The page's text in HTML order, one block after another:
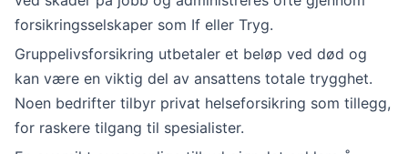
forsikringsselskaper som If eller Tryg.
Gruppelivsforsikring utbetaler et beløp ved død og
kan være en viktig del av ansattens totale trygghet.
Noen bedrifter tilbyr privat helseforsikring som tillegg,
for raskere tilgang til spesialister.